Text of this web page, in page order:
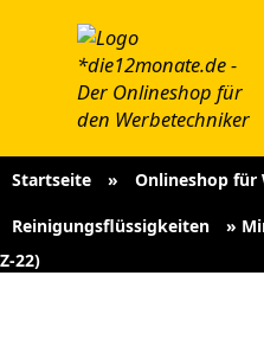
Startseite » Onlineshop für
Reinigungsflüssigkeiten »
Z-22)